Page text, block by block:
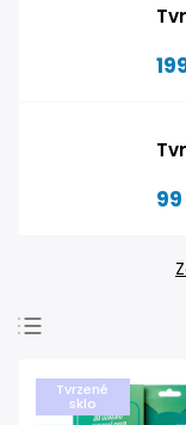
Nejdražší
Tvrzené
sklo